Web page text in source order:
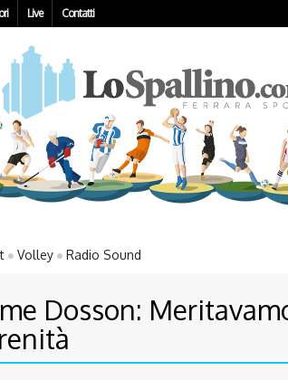
Live Contatti
Volley Radio Sound
Dosson: